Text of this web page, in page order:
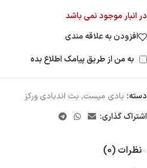
در انبار موجود نمی باشد
افزودن به علاقه مندی
به من از طریق پیامک اطلاع بده
دسته: بادی میست, بث اندبادی ورکز
اشتراک گذاری:
نظرات (0)